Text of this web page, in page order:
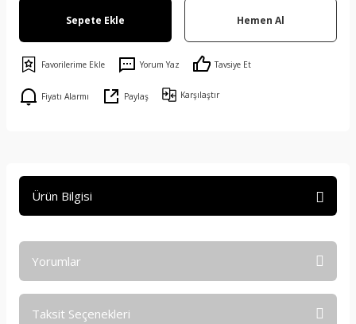
Sepete Ekle Hemen Al
Yorum Yaz Tavsiye Et
Fiyatı Alarmı Paylaş Karşılaştır
Ürün Bilgisi
Yorumlar
Taksit Seçenekleri